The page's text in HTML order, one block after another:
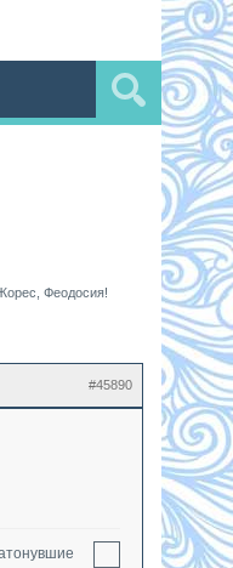
Феодосия!
#45890